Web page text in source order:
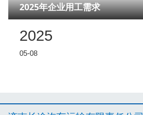
2025年企业用工需求
2025
05-08